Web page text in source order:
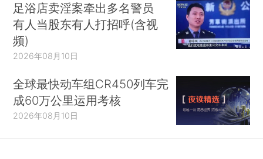
足浴店卖淫案牵出多名警员
有人当股东有人打招呼(含视
频)
2026年08月10日
全球最快动车组CR450列车完
成60万公里运用考核
2026年08月10日